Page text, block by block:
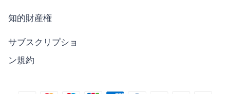
知的財産権
サブスクリプショ
ン規約